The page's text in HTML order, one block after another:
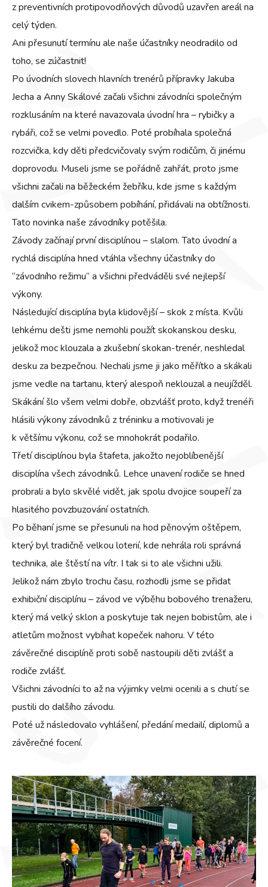
z preventivních protipovodňových důvodů uzavřen areál na
celý týden.
Ani přesunutí termínu ale naše účastníky neodradilo od
toho, se zúčastnit!
Po úvodních slovech hlavních trenérů přípravky Jakuba
Jecha a Anny Skálové začali všichni závodníci společným
rozklusáním na které navazovala úvodní hra – rybičky a
rybáři, což se velmi povedlo. Poté probíhala společná
rozcvička, kdy děti předcvičovaly svým rodičům, či jinému
doprovodu. Museli jsme se pořádně zahřát, proto jsme
všichni začali na běžeckém žebříku, kde jsme s každým
dalším cvikem-způsobem pobíhání, přidávali na obtížnosti.
Tato novinka naše závodníky potěšila.
Závody začínají první disciplínou – slalom. Tato úvodní a
rychlá disciplína hned vtáhla všechny účastníky do
“závodního režimu“ a všichni předváděli své nejlepší
výkony.
Následující disciplína byla klidovější – skok z místa. Kvůli
lehkému dešti jsme nemohli použít skokanskou desku,
jelikož moc klouzala a zkušební skokan-trenér, neshledal
desku za bezpečnou. Nechali jsme ji jako měřítko a skákali
jsme vedle na tartanu, který alespoň neklouzal a neujížděl.
Skákání šlo všem velmi dobře, obzvlášť proto, když trenéři
hlásili výkony závodníků z tréninku a motivovali je
k většímu výkonu, což se mnohokrát podařilo.
Třetí disciplínou byla štafeta, jakožto nejoblíbenější
disciplína všech závodníků. Lehce unavení rodiče se hned
probrali a bylo skvělé vidět, jak spolu dvojice soupeří za
hlasitého povzbuzování ostatních.
Po běhaní jsme se přesunuli na hod pěnovým oštěpem,
který byl tradičně velkou loterií, kde nehrála roli správná
technika, ale štěstí na vítr. I tak si to ale všichni užili.
Jelikož nám zbylo trochu času, rozhodli jsme se přidat
exhibiční disciplínu – závod ve výběhu bobového trenažeru,
který má velký sklon a poskytuje tak nejen bobistům, ale i
atletům možnost vybíhat kopeček nahoru. V této
závěrečné disciplíně proti sobě nastoupili děti zvlášť a
rodiče zvlášť.
Všichni závodníci to až na výjimky velmi ocenili a s chutí se
pustili do dalšího závodu.
Poté už následovalo vyhlášení, předání medailí, diplomů a
závěrečné focení.